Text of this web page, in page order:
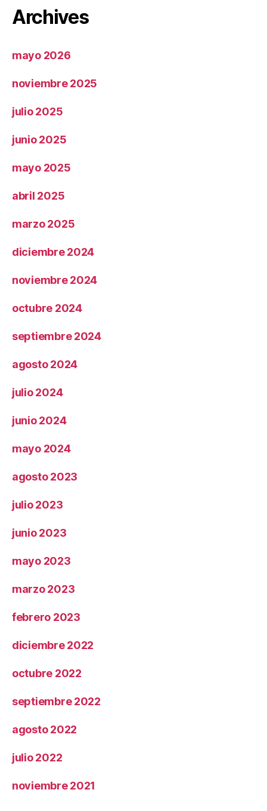
Archives
mayo 2026
noviembre 2025
julio 2025
junio 2025
mayo 2025
abril 2025
marzo 2025
diciembre 2024
noviembre 2024
octubre 2024
septiembre 2024
agosto 2024
julio 2024
junio 2024
mayo 2024
agosto 2023
julio 2023
junio 2023
mayo 2023
marzo 2023
febrero 2023
diciembre 2022
octubre 2022
septiembre 2022
agosto 2022
julio 2022
noviembre 2021